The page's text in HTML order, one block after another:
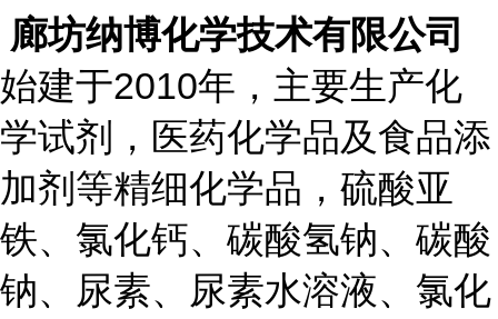
廊坊纳博化学技术有限公司
始建于2010年，主要生产化
学试剂，医药化学品及食品添
加剂等精细化学品，硫酸亚
铁、氯化钙、碳酸氢钠、碳酸
钠、尿素、尿素水溶液、氯化